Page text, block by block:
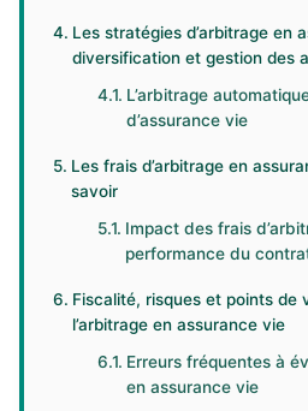
Les stratégies d’arbitrage en
diversification et gestion des
L’arbitrage
d’assurance vie
Les frais d’arbitrage en
savoir
Impact des frais
performance du
Fiscalité, risques et points de
l’arbitrage en assurance vie
Erreurs fréquentes à
en assurance vie